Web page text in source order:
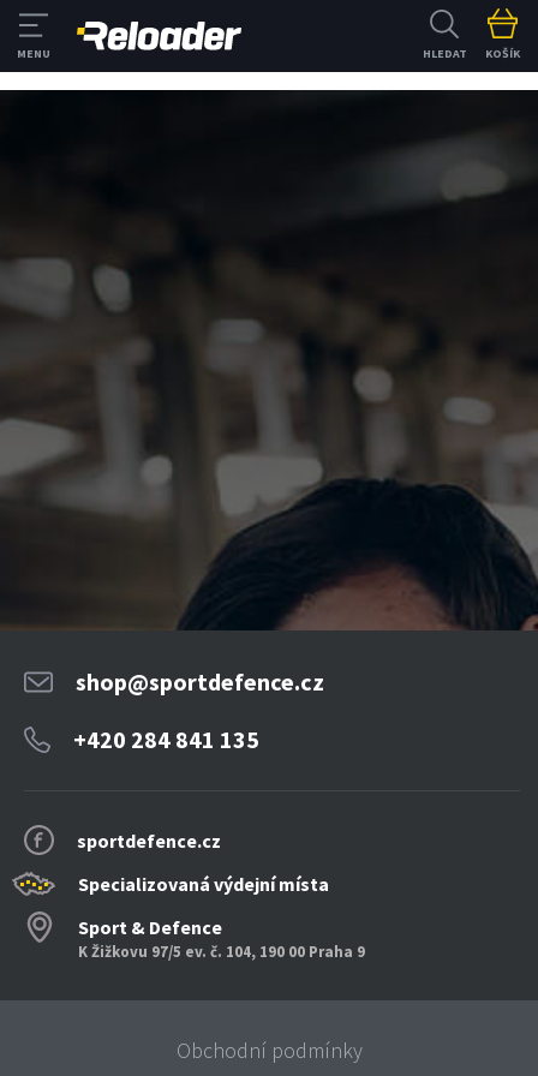
HLEDAT KOŠÍK
sportdefence.cz
Specializovaná výdejní místa
Sport & Defence
K Žižkovu 97/5 ev. č. 104, 190 00 Praha 9
shop@sportdefence.cz
+420 284 841 135
Obchodní podmínky